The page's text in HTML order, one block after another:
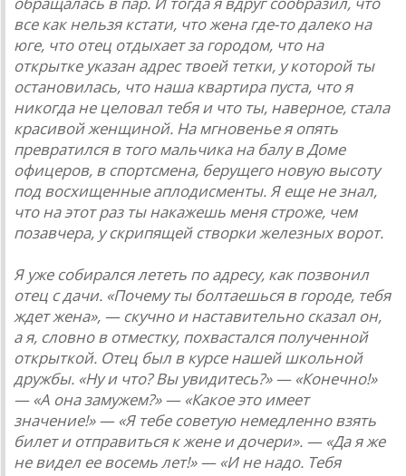
все как нельзя кстати, что жена где-то далеко на
юге, что отец отдыхает за городом, что на
открытке указан адрес твоей тетки, у которой ты
остановилась, что наша квартира пуста, что я
никогда не целовал тебя и что ты, наверное, стала
красивой женщиной. На мгновенье я опять
превратился в того мальчика на балу в Доме
офицеров, в спортсмена, берущего новую высоту
под восхищенные аплодисменты. Я еще не знал,
что на этот раз ты накажешь меня строже, чем
позавчера, у скрипящей створки железных ворот.
Я уже собирался лететь по адресу, как позвонил
отец с дачи. «Почему ты болтаешься в городе, тебя
ждет жена», — скучно и наставительно сказал он,
а я, словно в отместку, похвастался полученной
открыткой. Отец был в курсе нашей школьной
дружбы. «Ну и что? Вы увидитесь?» — «Конечно!»
— «А она замужем?» — «Какое это имеет
значение!» — «Я тебе советую немедленно взять
билет и отправиться к жене и дочери». — «Да я же
не видел ее восемь лет!» — «И не надо. Тебя